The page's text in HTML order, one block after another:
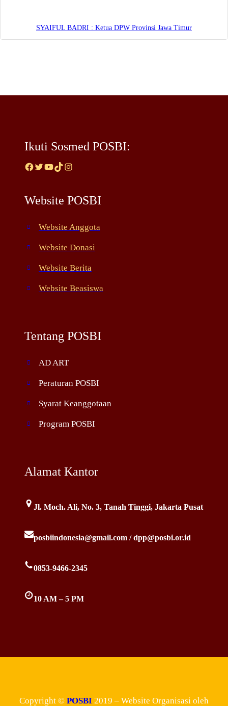
SYAIFUL BADRI : Ketua DPW Provinsi Jawa Timur
Ikuti Sosmed POSBI:
Facebook Twitter YouTube TikTok Instagram
Website POSBI
Website Anggota
Website Donasi
Website Berita
Website Beasiswa
Tentang POSBI
AD ART
Peraturan POSBI
Syarat Keanggotaan
Program POSBI
Alamat Kantor
Jl. Moch. Ali, No. 3, Tanah Tinggi, Jakarta Pusat
posbiindonesia@gmail.com / dpp@posbi.or.id
0853-9466-2345
10 AM – 5 PM
Copyright © POSBI 2019 – Website Organisasi oleh